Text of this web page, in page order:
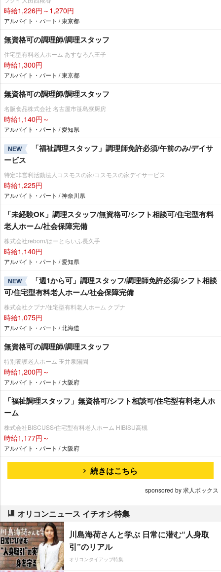
時給1,226円～1,270円
アルバイト・パート / 東京都
無資格可の調理師/調理スタッフ
住宅型有料老人ホーム あすなろ八王子
時給1,300円
アルバイト・パート / 東京都
無資格可の調理師/調理スタッフ
名阪食品株式会社 名古屋市笹島寮厨房
時給1,140円～
アルバイト・パート / 愛知県
NEW
「福祉調理スタッフ」調理師免許必須/午前のみ/デイサ
ービス
特定非営利活動法人コスモスの家/コスモスの家デイサービス
時給1,225円
アルバイト・パート / 神奈川県
「未経験OK」調理スタッフ/無資格可/シフト相談可/住宅型有料
老人ホーム/社会保障完備
株式会社reborn/はーとらいふ長久手
時給1,140円
アルバイト・パート / 愛知県
NEW
「週1から可」調理スタッフ/調理師免許必須/シフト相談
可/住宅型有料老人ホーム/社会保障完備
株式会社クプナ/住宅型有料老人ホーム クプナ
時給1,075円
アルバイト・パート / 北海道
無資格可の調理師/調理スタッフ
特別養護老人ホーム 玉井泉陽園
時給1,200円～
アルバイト・パート / 大阪府
「福祉調理スタッフ」無資格可/シフト相談可/住宅型有料老人ホ
ーム
株式会社BISCUSS/住宅型有料老人ホーム HIBISU高槻
時給1,177円～
アルバイト・パート / 大阪府
続きはこちら
sponsored by 求人ボックス
オリコンニュース イチオシ特集
川島海荷さんと学ぶ 日常に潜む“人身取
引”のリアル
オリコンタイアップ特集